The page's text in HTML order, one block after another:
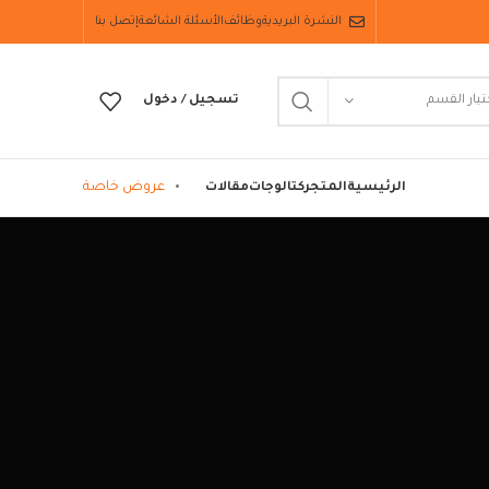
النشرة البريديةوظائفالأسئلة الشائعةإتصل بنا
القسم تسجيل / دخول
الرئيسيةالمتجركتالوجاتمقالات عروض خاصة